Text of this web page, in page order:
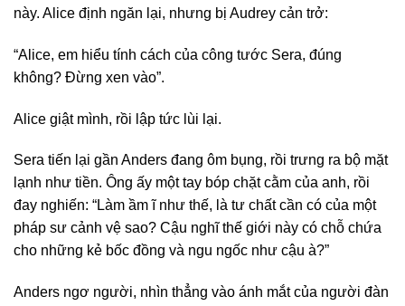
này. Alice định ngăn lại, nhưng bị Audrey cản trở:
“Alice, em hiểu tính cách của công tước Sera, đúng
không? Đừng xen vào”.
Alice giật mình, rồi lập tức lùi lại.
Sera tiến lại gần Anders đang ôm bụng, rồi trưng ra bộ mặt
lạnh như tiền. Ông ấy một tay bóp chặt cằm của anh, rồi
đay nghiến: “Làm ầm ĩ như thế, là tư chất cần có của một
pháp sư cảnh vệ sao? Cậu nghĩ thế giới này có chỗ chứa
cho những kẻ bốc đồng và ngu ngốc như cậu à?”
Anders ngơ người, nhìn thẳng vào ánh mắt của người đàn